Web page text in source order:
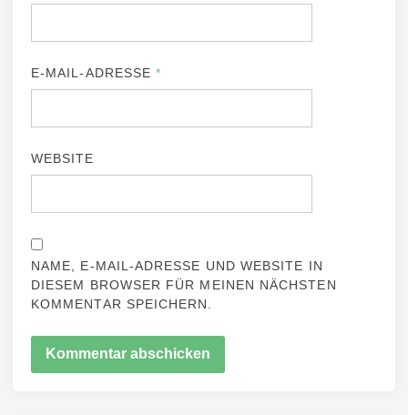
E-MAIL-ADRESSE*
WEBSITE
NAME, E-MAIL-ADRESSE UND WEBSITE IN
DIESEM BROWSER FÜR MEINEN NÄCHSTEN
KOMMENTAR SPEICHERN.